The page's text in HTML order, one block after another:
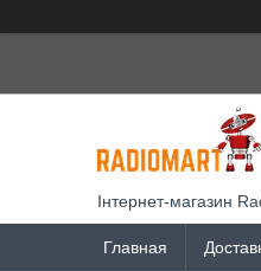
Інтернет-магазин
Главная